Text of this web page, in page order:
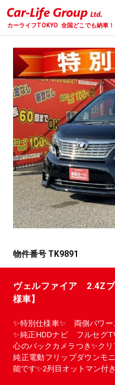
カーライフTOKYO 全国どこでも納車！
物件番号 TK9891
ヴェルファイア 2.4Z
様車】
✨特別仕様車✨ 両側パワ
✨純正HDDナビ フルセグ
心のバックカメラつき✨ク
純正電動フリップダウンモ
能です✨2列目オットマン付